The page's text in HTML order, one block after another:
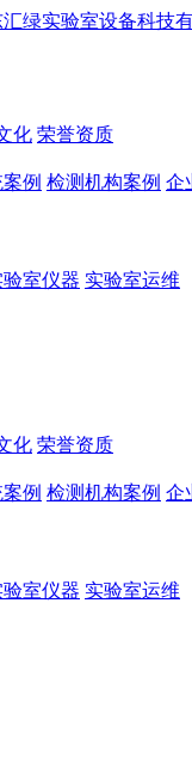
化 荣誉资质
例 检测机构案例 企
验室仪器 实验室运维
化 荣誉资质
例 检测机构案例 企
验室仪器 实验室运维